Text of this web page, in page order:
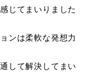
じてまいりました
ンは柔軟な発想力
して解決してまい